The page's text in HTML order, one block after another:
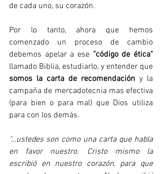
de cada uno, su corazón.
Por lo tanto, ahora que hemos
comenzado un proceso de cambio
debemos apelar a ese "código de ética"
somos la carta de recomendación y la
campaña de mercadotecnia mas efectiva
(para bien o para mal) que Dios utiliza
para con los demás.
"…ustedes son como una carta que habla
en favor nuestro. Cristo mismo la
escribió en nuestro corazón, para que